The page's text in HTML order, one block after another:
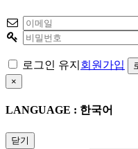
로그인 유지 회원가입
×
LANGUAGE : 한국어
닫기